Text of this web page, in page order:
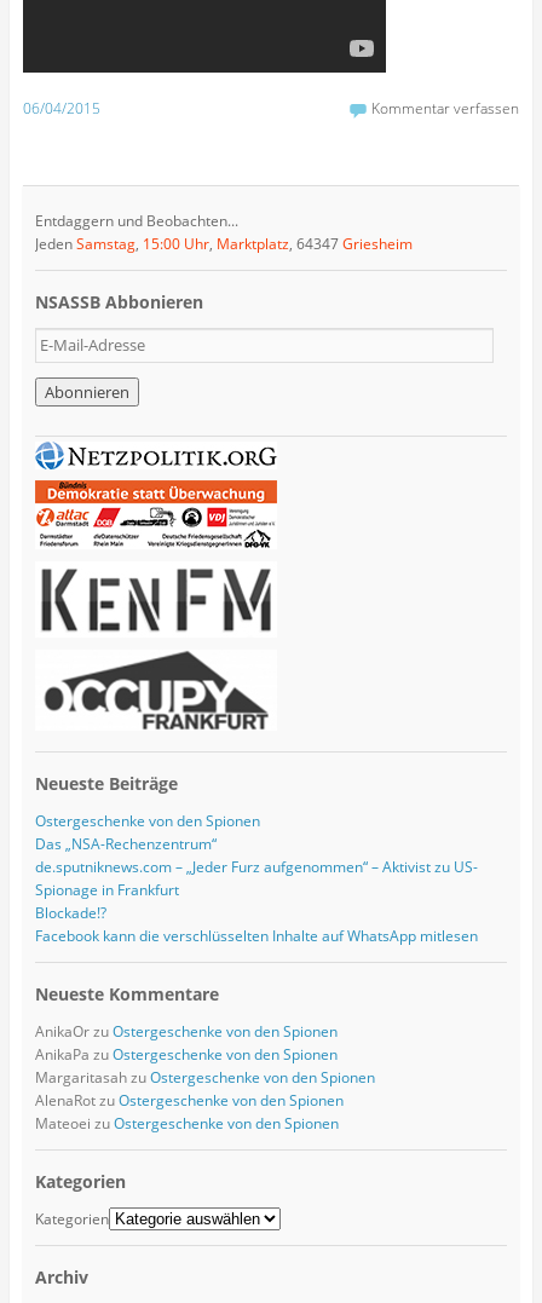
06/04/2015 Kommentar verfassen
Entdaggern und Beobachten...
JedenSamstag, 15:00 Uhr, Marktplatz, 64347Griesheim
NSASSB Abbonieren
E
-
M
a
i
l
-
A
d
r
e
e
Neueste Beiträge
Ostergeschenke von den Spionen
Das „NSA-Rechenzentrum“
de.sputniknews.com – „Jeder Furz aufgenommen“ – Aktivist zu US-
Spionage in Frankfurt
Blockade!?
Facebook kann die verschlüsselten Inhalte auf WhatsApp mitlesen
Neueste Kommentare
AnikaOrzuOstergeschenke von den Spionen
AnikaPa zuOstergeschenke von den Spionen
MargaritasahzuOstergeschenke von den Spionen
AlenaRotzuOstergeschenke von den Spionen
Mateoei zuOstergeschenke von den Spionen
Kategorien
Kategorien
Archiv